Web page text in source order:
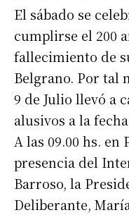
El sábado se
cumplirse el 200
fallecimiento de
Belgrano. Por tal
9 de Julio llevó a
alusivos a la
A las 09.00 hs. en
presencia del
Barroso, la
Deliberante,